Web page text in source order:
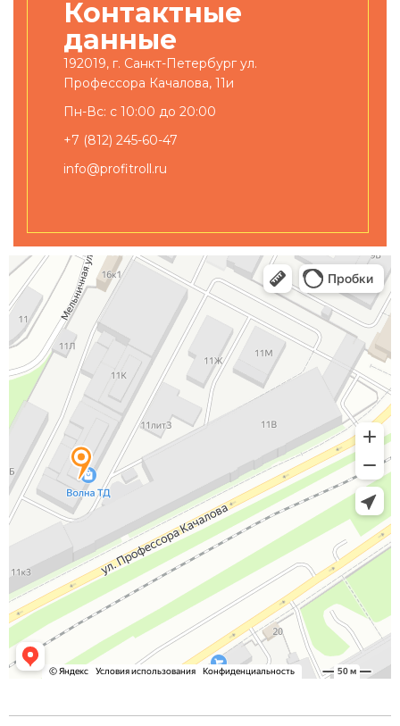
Контактные
данные
192019, г. Санкт-Петербург ул.
Профессора Качалова, 11и
Пн-Вс: с 10:00 до 20:00
+7 (812) 245-60-47
info@profitroll.ru